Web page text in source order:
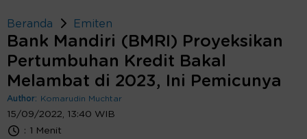
Beranda Emiten
Bank Mandiri (BMRI) Proyeksikan
Pertumbuhan Kredit Bakal
Melambat di 2023, Ini Pemicunya
Author: Komarudin Muchtar
15/09/2022, 13:40 WIB
: 1 Menit